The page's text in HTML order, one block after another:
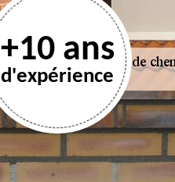
+10 ans
d'expérience